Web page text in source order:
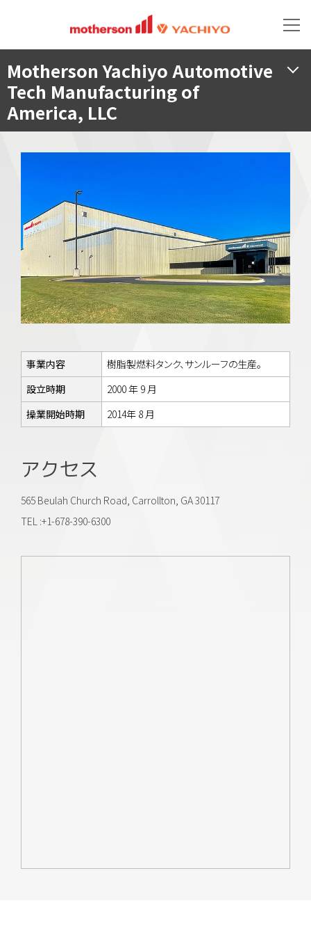
Motherson Yachiyo Automotive
Tech Manufacturing of
America, LLC
事業内容
樹脂製燃料タンク、サンルーフの生産。
設立時期
2000 年 9 月
操業開始時期
2014年 8 月
アクセス
565 Beulah Church Road, Carrollton, GA 30117
TEL :+1-678-390-6300